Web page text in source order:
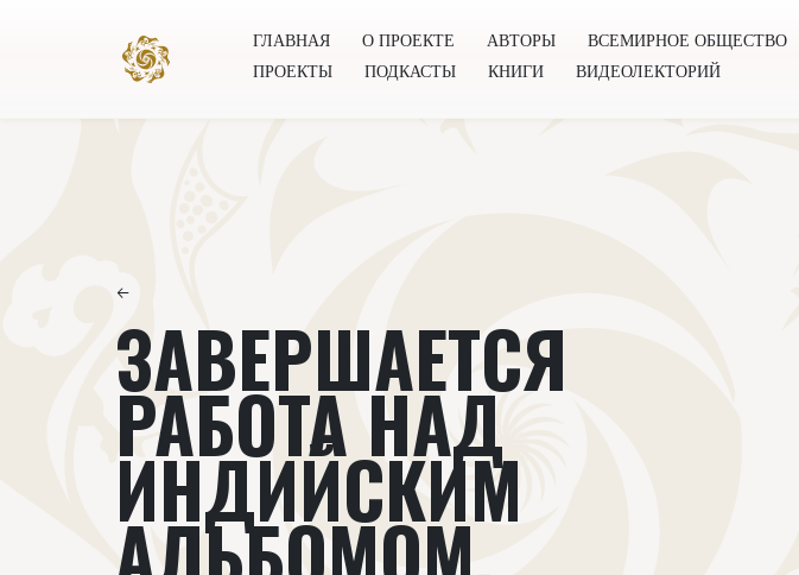
ГЛАВНАЯ О ПРОЕКТЕ АВТОРЫ ВСЕМИРНОЕ ОБЩЕСТВО
ПРОЕКТЫ
ПОДКАСТЫ КНИГИ ВИДЕОЛЕКТОРИЙ
←
ЗАВЕРШАЕТСЯ
РАБОТА НАД
ИНДИЙСКИМ